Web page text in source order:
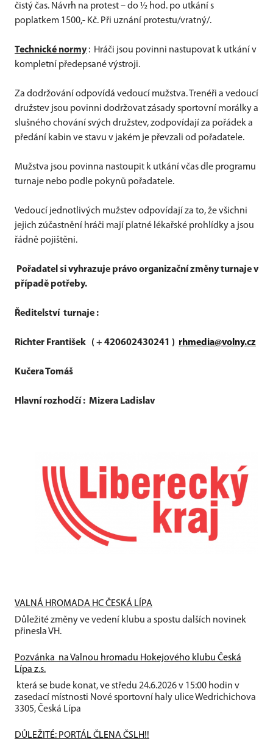
čistý čas. Návrh na protest – do ½ hod. po utkání s
poplatkem 1500,- Kč. Při uznání protestu/vratný/.
Technické normy: Hráči jsou povinni nastupovat k utkání v
kompletní předepsané výstroji.
Za dodržování odpovídá vedoucí mužstva. Trenéři a vedoucí
družstev jsou povinni dodržovat zásady sportovní morálky a
slušného chování svých družstev, zodpovídají za pořádek a
předání kabin ve stavu v jakém je převzali od pořadatele.
Mužstva jsou povinna nastoupit k utkání včas dle programu
turnaje nebo podle pokynů pořadatele.
Vedoucí jednotlivých mužstev odpovídají za to, že všichni
jejich zúčastnění hráči mají platné lékařské prohlídky a jsou
řádně pojištěni.
Pořadatel si vyhrazuje právo organizační změny turnaje v
případě potřeby.
Ředitelství turnaje :
Richter František ( + 420602430241 ) rhmedia@volny.cz
Kučera Tomáš
Hlavní rozhodčí : Mizera Ladislav
VALNÁ HROMADA HC ČESKÁ LÍPA
Důležité změny ve vedení klubu a spostu dalších novinek
přinesla VH.
Pozvánka na Valnou hromadu Hokejového klubu Česká
Lípa z.s.
která se bude konat, ve středu 24.6.2026 v 15:00 hodin v
zasedací místnosti Nové sportovní haly ulice Wedrichichova
3305, Česká Lípa
DŮLEŽITÉ: PORTÁL ČLENA ČSLH!!